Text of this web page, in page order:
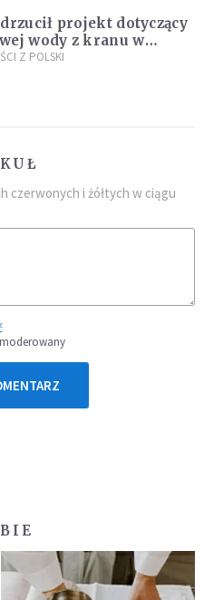
projekt dotyczący
wody z kranu w
Z POLSKI
czerwonych i żółtych w ciągu